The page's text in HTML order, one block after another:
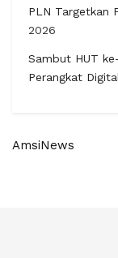
PLN Targetkan
2026
Sambut HUT
Perangkat
AmsiNews